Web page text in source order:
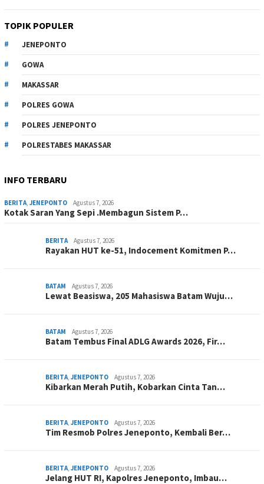
TOPIK POPULER
JENEPONTO
GOWA
MAKASSAR
POLRES GOWA
POLRES JENEPONTO
POLRESTABES MAKASSAR
INFO TERBARU
BERITA, JENEPONTO Agustus 7, 2026
Kotak Saran Yang Sepi .Membagun Sistem P…
BERITA Agustus 7, 2026
Rayakan HUT ke-51, Indocement Komitmen P…
BATAM Agustus 7, 2026
Lewat Beasiswa, 205 Mahasiswa Batam Wuju…
BATAM Agustus 7, 2026
Batam Tembus Final ADLG Awards 2026, Fir…
BERITA, JENEPONTO Agustus 7, 2026
Kibarkan Merah Putih, Kobarkan Cinta Tan…
BERITA, JENEPONTO Agustus 7, 2026
Tim Resmob Polres Jeneponto, Kembali Ber…
BERITA, JENEPONTO Agustus 7, 2026
Jelang HUT RI, Kapolres Jeneponto, Imbau…